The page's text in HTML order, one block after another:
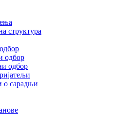
структура
одбор
одбор
о сарадњи